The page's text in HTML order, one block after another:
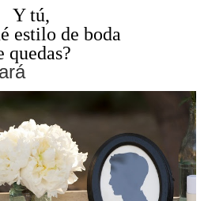
Y tú,
estilo de boda
quedas?